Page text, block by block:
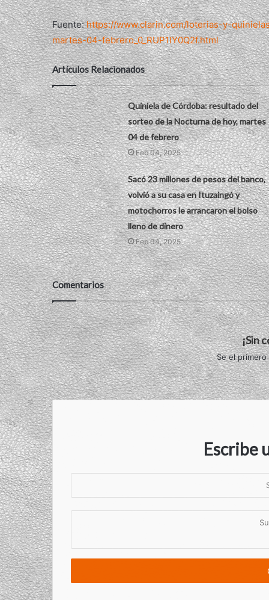
Fuente:https://www.clarin.com/loterias-y-
martes-04-febrero_0_RUP1lY0Q2f.html
Artículos Relacionados
Quiniela de Córdoba: resultado del
sorteo de la Nocturna de hoy, martes
04 de febrero
Feb 04, 2025
Sacó 23 millones de pesos del banco,
volvió a su casa en Ituzaingó y
motochorros le arrancaron el bolso
lleno de dinero
Feb 04, 2025
Comentarios
¡Sin
Se el
Escribe